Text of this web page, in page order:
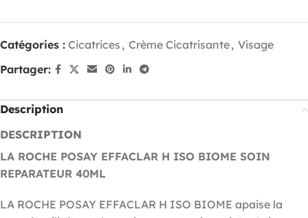
Catégories : Cicatrices , Crème Cicatrisante, Visage
Partager:
Description
DESCRIPTION
LA ROCHE POSAY EFFACLAR H ISO BIOME SOIN
REPARATEUR 40ML
LA ROCHE POSAY EFFACLAR H ISO BIOME apaise la